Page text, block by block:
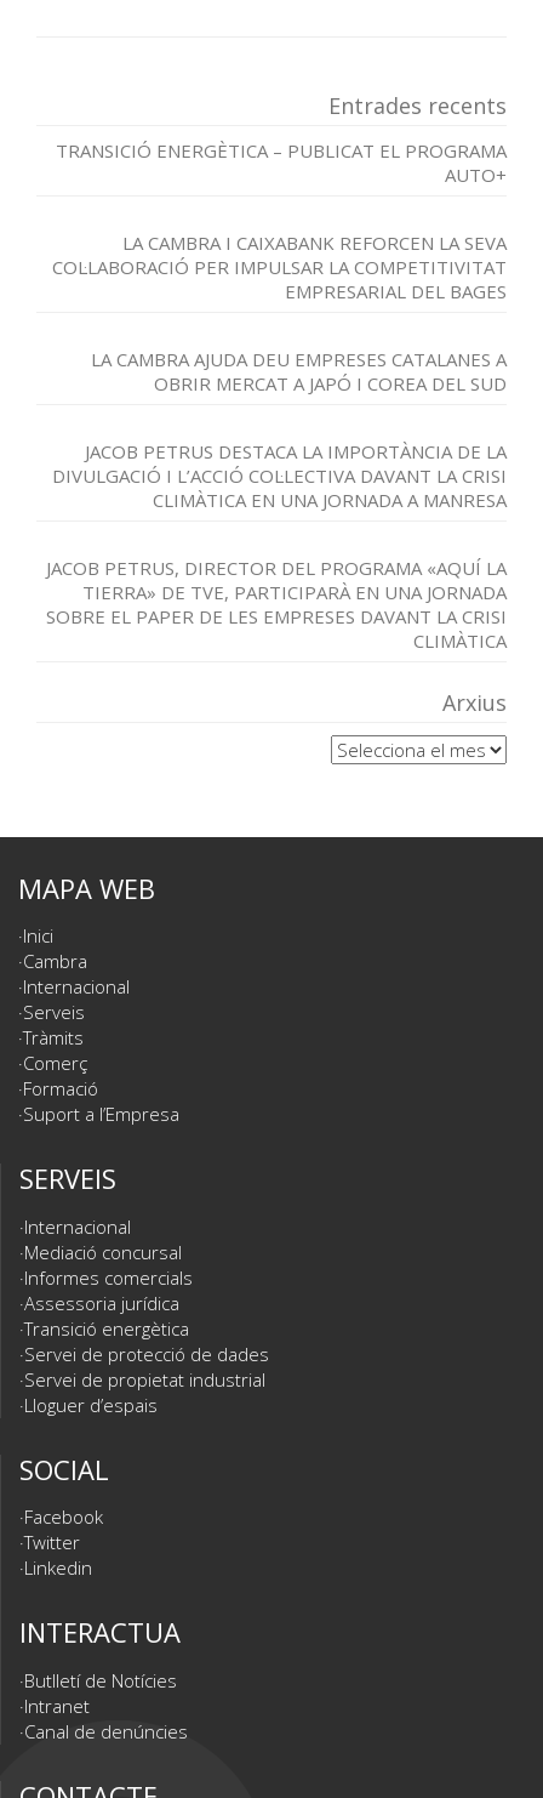
Entrades recents
TRANSICIÓ ENERGÈTICA – PUBLICAT EL PROGRAMA
AUTO+
LA CAMBRA I CAIXABANK REFORCEN LA SEVA
COL·LABORACIÓ PER IMPULSAR LA COMPETITIVITAT
EMPRESARIAL DEL BAGES
LA CAMBRA AJUDA DEU EMPRESES CATALANES A
OBRIR MERCAT A JAPÓ I COREA DEL SUD
JACOB PETRUS DESTACA LA IMPORTÀNCIA DE LA
DIVULGACIÓ I L’ACCIÓ COL·LECTIVA DAVANT LA CRISI
CLIMÀTICA EN UNA JORNADA A MANRESA
JACOB PETRUS, DIRECTOR DEL PROGRAMA «AQUÍ LA
TIERRA» DE TVE, PARTICIPARÀ EN UNA JORNADA
SOBRE EL PAPER DE LES EMPRESES DAVANT LA CRISI
CLIMÀTICA
Arxius
Arxius
MAPA WEB
Inici
Cambra
Internacional
Serveis
Tràmits
Comerç
Formació
Suport a l’Empresa
SERVEIS
Internacional
Mediació concursal
Informes comercials
Assessoria jurídica
Transició energètica
Servei de protecció de dades
Servei de propietat industrial
Lloguer d’espais
SOCIAL
Facebook
Twitter
Linkedin
INTERACTUA
Butlletí de Notícies
Intranet
Canal de denúncies